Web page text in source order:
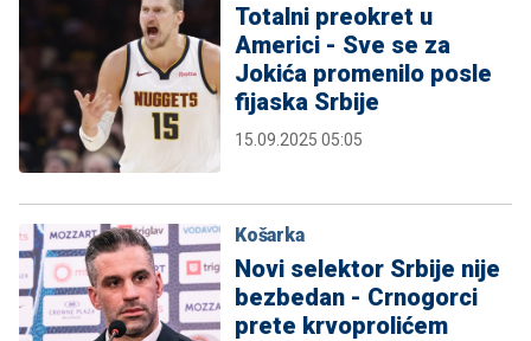
Totalni preokret u
Americi - Sve se za
Jokića promenilo posle
fijaska Srbije
15.09.2025 05:05
Košarka
Novi selektor Srbije nije
bezbedan - Crnogorci
prete krvoprolićem